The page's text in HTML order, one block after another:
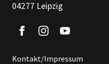
04277 Leipzig
Kontakt/Impressum